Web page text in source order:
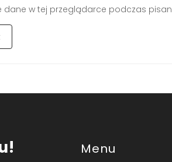
w tej przeglądarce podczas
Menu